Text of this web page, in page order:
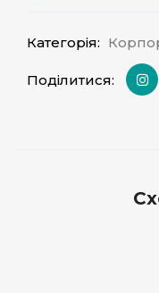
Категорія:
Поділитися: